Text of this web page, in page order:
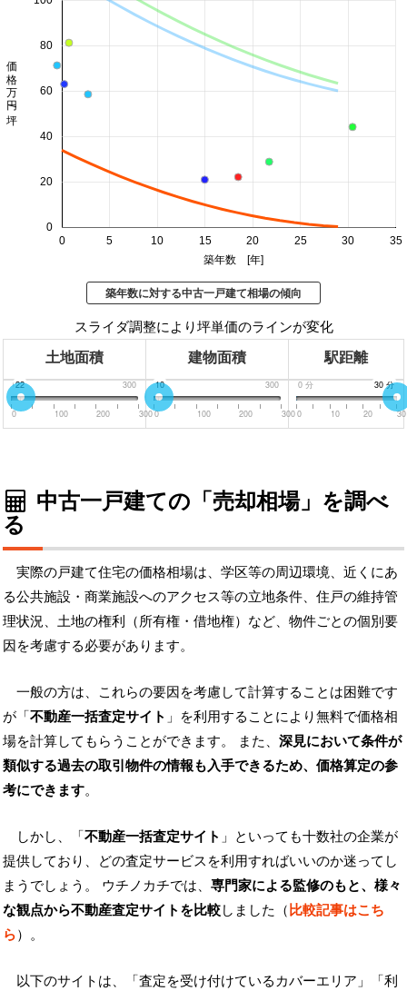
0 5 10 15 20 25 30 35
0
20
40
60
80
築年数 [年]
価格 万円/坪
築年数に対する中古一戸建て相場の傾向
スライダ調整により坪単価のラインが変化
土地面積 建物面積 駅距離
0 300
22
0 100 200 300
0 300
10
0 100 200 300
0 分 30 分
30 分
0 10 20 30
中古一戸建ての「売却相場」を調べ
る
実際の戸建て住宅の価格相場は、学区等の周辺環境、近くにあ
る公共施設・商業施設へのアクセス等の立地条件、住戸の維持管
理状況、土地の権利（所有権・借地権）など、物件ごとの個別要
因を考慮する必要があります。
一般の方は、これらの要因を考慮して計算することは困難です
が「不動産一括査定サイト 」を利用することにより無料で価格相
場を計算してもらうことができます。 また、 深見において条件が
類似する過去の取引物件の情報も入手できるため、価格算定の参
考にできます。
しかし、「不動産一括査定サイト 」といっても十数社の企業が
提供しており、どの査定サービスを利用すればいいのか迷ってし
まうでしょう。 ウチノカチでは、 専門家による監修のもと、様々
な観点から不動産査定サイトを比較しました（比較記事はこち
ら）。
以下のサイトは、「査定を受け付けているカバーエリア」「利